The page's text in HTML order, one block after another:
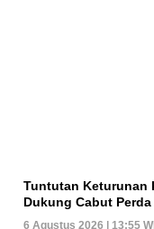
Tuntutan Keturunan
Dukung Cabut Perda
6 Agustus 2026 | 13:55